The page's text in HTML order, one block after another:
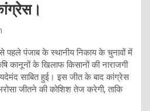
पहले पंजाब के स्थानीय निकाय के चुनावों में
कानूनों के खिलाफ किसानों की नाराजगी
साबित हुई। इस जीत के बाद कांग्रेस
जीतने की कोशिश तेज करेगी, ताकि